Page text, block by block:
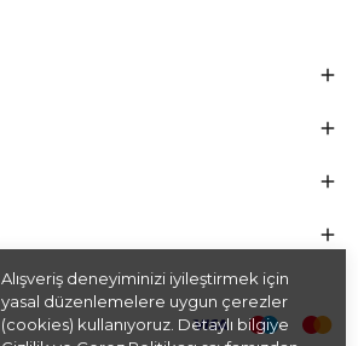
Alışveriş deneyiminizi iyileştirmek için
yasal düzenlemelere uygun çerezler
(cookies) kullanıyoruz. Detaylı bilgiye